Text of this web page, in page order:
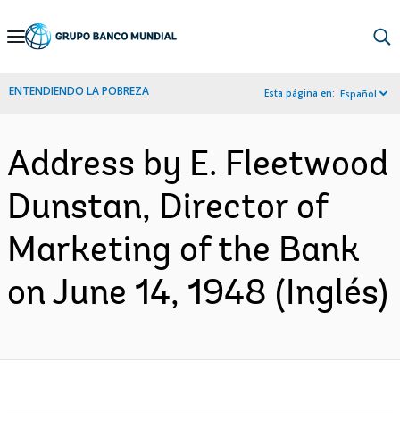
Skip
Navigation
ENTENDIENDO LA POBREZA Esta página en: Español
Address by E. Fleetwood
Dunstan, Director of
Marketing of the Bank
on June 14, 1948 (Inglés)